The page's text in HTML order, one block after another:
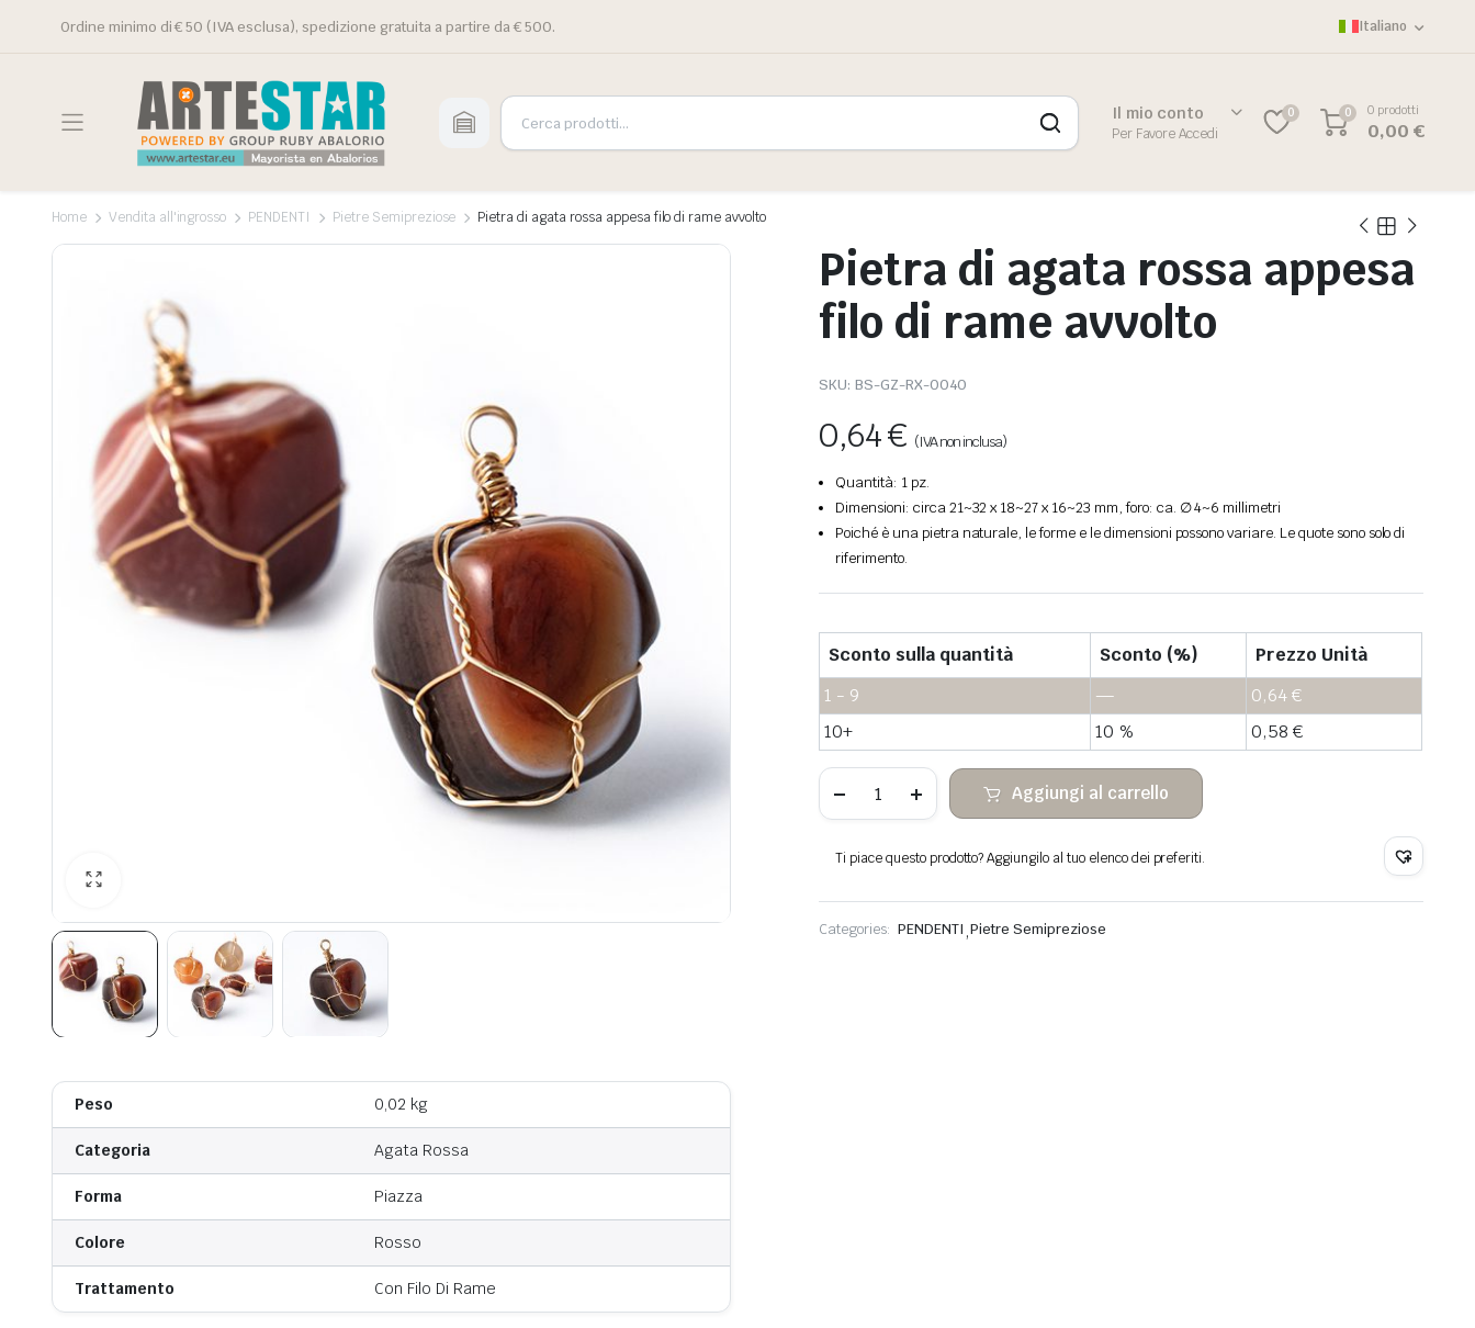
Ordine minimo di € 50 (IVA esclusa), spedizione gratuita a partire da € 500. Italiano
Il mio conto
Per Favore Accedi
0 0 0 prodotti
0,00€
Home Vendita all'ingrosso PENDENTI Pietre Semipreziose Pietra di agata rossa appesa filo di rame avvolto
Peso 0,02 kg
Categoria Agata Rossa
Forma Piazza
Colore Rosso
Trattamento Con Filo Di Rame
Pietra di agata rossa appesa
filo di rame avvolto
SKU: BS-GZ-RX-0040
0,64€ (IVA non inclusa)
Quantità: 1 pz.
Dimensioni: circa 21~32 x 18~27 x 16~23 mm, foro: ca. ∅ 4~6 millimetri
Poiché è una pietra naturale, le forme e le dimensioni possono variare. Le quote sono solo di
riferimento.
Sconto sulla quantità Sconto (%)
Prezzo Unità
1 - 9
— 0,64€
10+
10 % 0,58€
agata
appesa
rame
avvolto
Aggiungi al carrello
Ti piace questo prodotto? Aggiungilo al tuo elenco dei preferiti.
Categories: PENDENTI ,Pietre Semipreziose